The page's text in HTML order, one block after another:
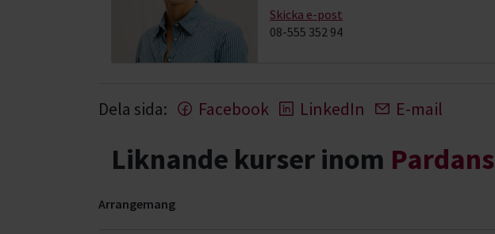
Skicka e-post
08-555 352 94
Dela sida: Facebook LinkedIn E-mail
Liknande kurser inom Pardans
Arrangemang